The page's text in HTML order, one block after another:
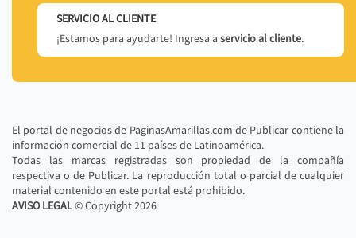
SERVICIO AL CLIENTE
¡Estamos para ayudarte! Ingresa a servicio al cliente.
El portal de negocios de PaginasAmarillas.com de Publicar contiene la
información comercial de 11 países de Latinoamérica.
Todas las marcas registradas son propiedad de la compañía
respectiva o de Publicar. La reproducción total o parcial de cualquier
material contenido en este portal está prohibido.
AVISO LEGAL© Copyright2026